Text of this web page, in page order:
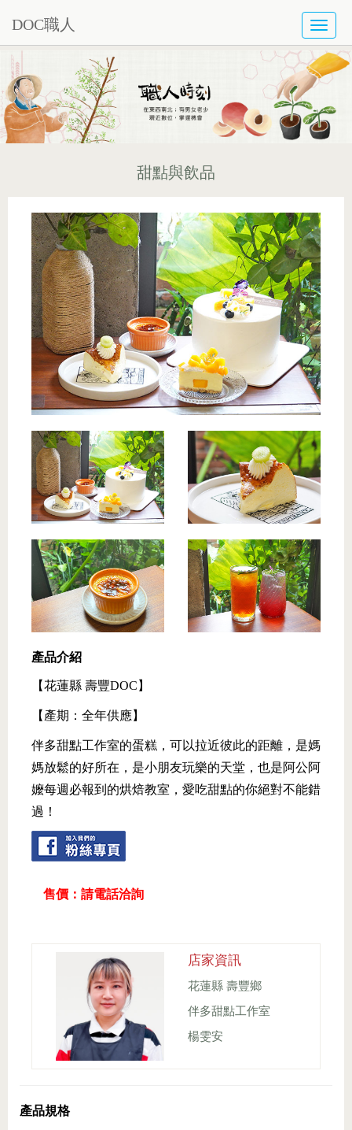
DOC職人
甜點與飲品
產品介紹
【花蓮縣 壽豐DOC】
【產期：全年供應】
伴多甜點工作室的蛋糕，可以拉近彼此的距離，是媽
媽放鬆的好所在，是小朋友玩樂的天堂，也是阿公阿
嬤每週必報到的烘焙教室，愛吃甜點的你絕對不能錯
過！
售價：請電話洽詢
店家資訊
花蓮縣 壽豐鄉
伴多甜點工作室
楊雯安
產品規格